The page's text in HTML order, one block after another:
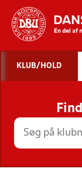
KLUB/HOLD